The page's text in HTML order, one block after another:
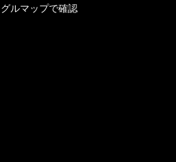
ルマップで確認